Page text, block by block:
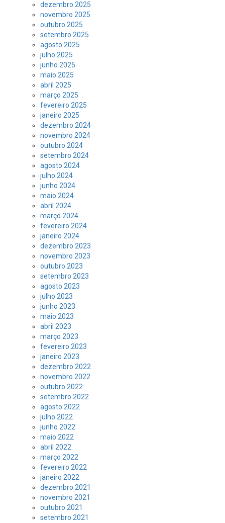
dezembro 2025
novembro 2025
outubro 2025
setembro 2025
agosto 2025
julho 2025
junho 2025
maio 2025
abril 2025
março 2025
fevereiro 2025
janeiro 2025
dezembro 2024
novembro 2024
outubro 2024
setembro 2024
agosto 2024
julho 2024
junho 2024
maio 2024
abril 2024
março 2024
fevereiro 2024
janeiro 2024
dezembro 2023
novembro 2023
outubro 2023
setembro 2023
agosto 2023
julho 2023
junho 2023
maio 2023
abril 2023
março 2023
fevereiro 2023
janeiro 2023
dezembro 2022
novembro 2022
outubro 2022
setembro 2022
agosto 2022
julho 2022
junho 2022
maio 2022
abril 2022
março 2022
fevereiro 2022
janeiro 2022
dezembro 2021
novembro 2021
outubro 2021
setembro 2021